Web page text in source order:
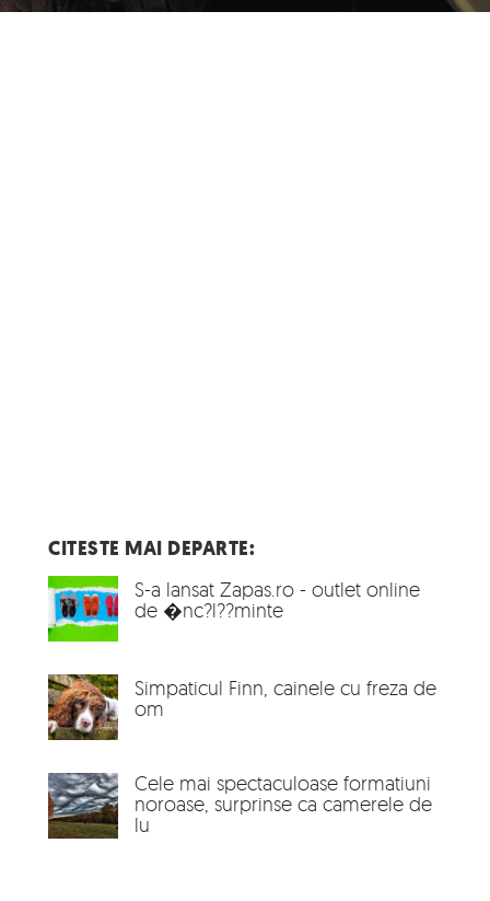
CITESTE MAI DEPARTE:
S-a lansat Zapas.ro - outlet online
de �nc?l??minte
Simpaticul Finn, cainele cu freza de
om
Cele mai spectaculoase formatiuni
noroase, surprinse ca camerele de
lu